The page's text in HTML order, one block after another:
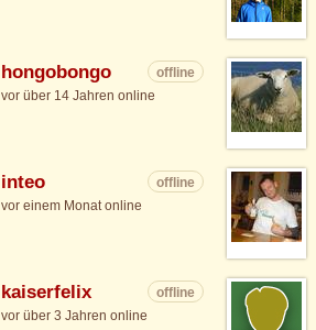
hongobongo
offline
vor über 14 Jahren online
inteo
offline
vor einem Monat online
kaiserfelix
offline
vor über 3 Jahren online